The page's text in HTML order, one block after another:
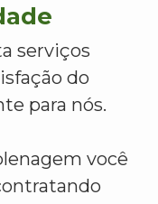
serviços
do
para nós.
você